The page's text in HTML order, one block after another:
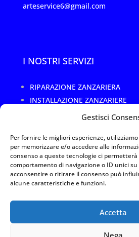
Gestisci
Per fornire le migliori esperienze,
per memorizzare e/o accedere alle
consenso a queste tecnologie ci
comportamento di navigazione o ID unici
acconsentire o ritirare il consenso può
alcune caratteristiche e funzioni.
Accetta
Nega
arteservice6@gmail.com
I NOSTRI SERVIZI
RIPARAZIONE ZANZARIERA
INSTALLAZIONE ZANZARIERE
CAMBIO RETE ROTTA O
RIPARAZIONE TELAI
REALIZZAZIONI SU MISURA
Termini e utilizzo |
P.IVA 11088110967
servizi offerti, le immagini, i contenuti, il